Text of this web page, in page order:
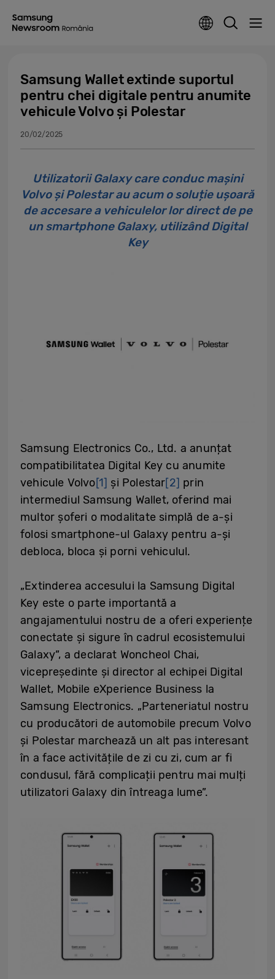
Samsung Wallet extinde suportul
pentru chei digitale pentru anumite
vehicule Volvo și Polestar
20/02/2025
Utilizatorii Galaxy care conduc mașini
Volvo și Polestar au acum o soluție ușoară
de accesare a vehiculelor lor direct de pe
un smartphone Galaxy, utilizând Digital
Key
Samsung Electronics Co., Ltd. a anunțat
compatibilitatea Digital Key cu anumite
vehicule Volvo[1] și Polestar[2] prin
intermediul Samsung Wallet, oferind mai
multor șoferi o modalitate simplă de a-și
folosi smartphone-ul Galaxy pentru a-și
debloca, bloca și porni vehiculul.
„Extinderea accesului la Samsung Digital
Key este o parte importantă a
angajamentului nostru de a oferi experiențe
conectate și sigure în cadrul ecosistemului
Galaxy”, a declarat Woncheol Chai,
vicepreședinte și director al echipei Digital
Wallet, Mobile eXperience Business la
Samsung Electronics. „Parteneriatul nostru
cu producători de automobile precum Volvo
și Polestar marchează un alt pas interesant
în a face activitățile de zi cu zi, cum ar fi
condusul, fără complicații pentru mai mulți
utilizatori Galaxy din întreaga lume”.